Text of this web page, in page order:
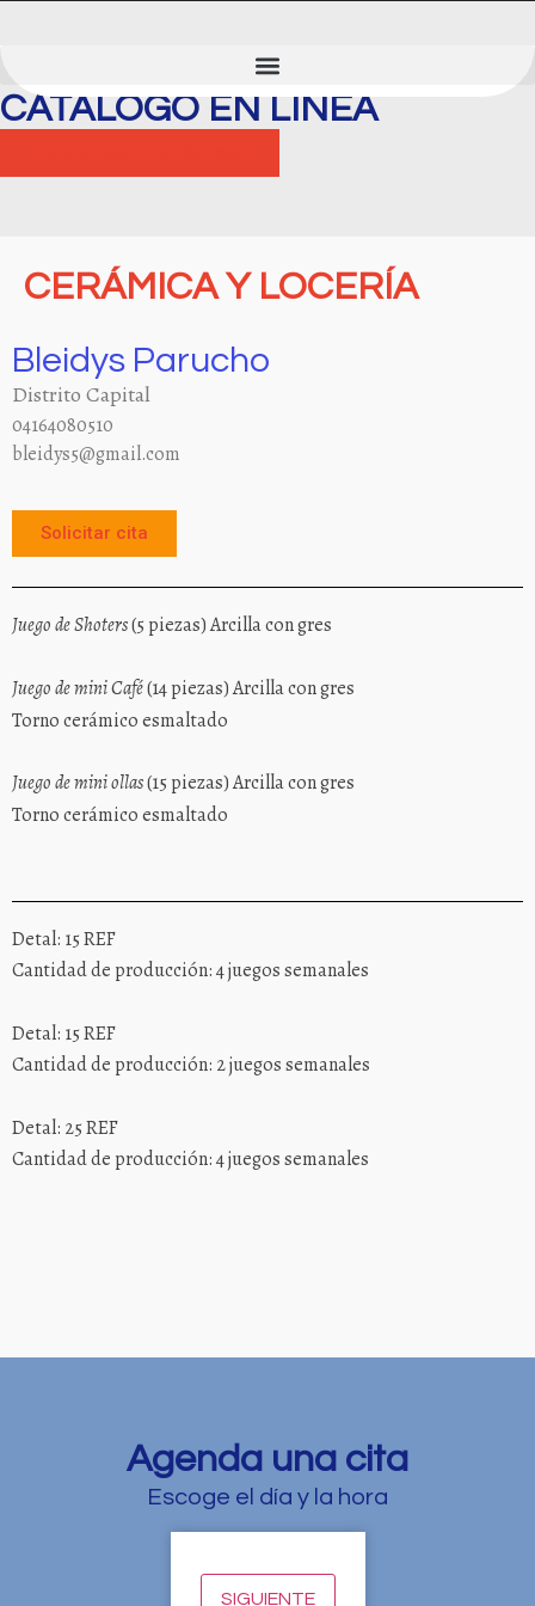
CATÁLOGO EN LÍNEA
CERÁMICA Y LOCERÍA
Bleidys Parucho
Distrito Capital
04164080510
bleidys5@gmail.com
Solicitar cita
Juego de Shoters(5 piezas) Arcilla con gres
Juego de mini Café(14 piezas) Arcilla con gres
Torno cerámico esmaltado
Juego de mini ollas(15 piezas) Arcilla con gres
Torno cerámico esmaltado
Detal: 15 REF
Cantidad de producción: 4 juegos semanales
Detal: 15 REF
Cantidad de producción: 2 juegos semanales
Detal: 25 REF
Cantidad de producción: 4 juegos semanales
Agenda una cita
Escoge el día y la hora
SIGUIENTE